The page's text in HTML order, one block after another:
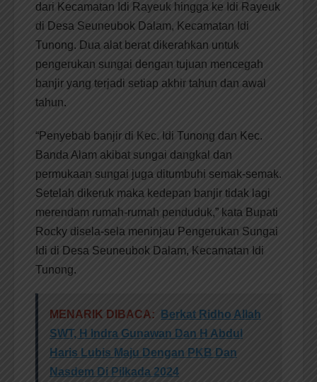
dari Kecamatan Idi Rayeuk hingga ke Idi Rayeuk
di Desa Seuneubok Dalam, Kecamatan Idi
Tunong. Dua alat berat dikerahkan untuk
pengerukan sungai dengan tujuan mencegah
banjir yang terjadi setiap akhir tahun dan awal
tahun.
“Penyebab banjir di Kec. Idi Tunong dan Kec.
Banda Alam akibat sungai dangkal dan
permukaan sungai juga ditumbuhi semak-semak.
Setelah dikeruk maka kedepan banjir tidak lagi
merendam rumah-rumah penduduk,” kata Bupati
Rocky disela-sela meninjau Pengerukan Sungai
Idi di Desa Seuneubok Dalam, Kecamatan Idi
Tunong.
MENARIK DIBACA:
Berkat Ridho Allah
SWT, H Indra Gunawan Dan H Abdul
Haris Lubis Maju Dengan PKB Dan
Nasdem Di Pilkada 2024